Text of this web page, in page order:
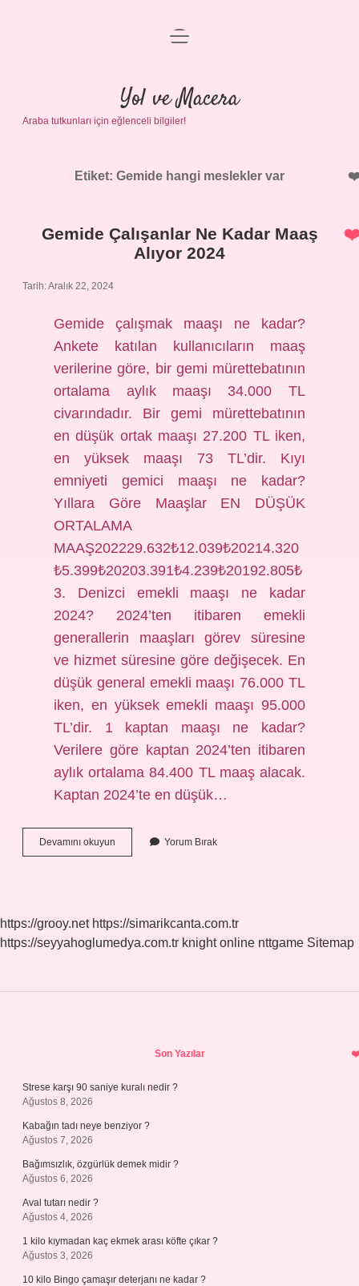
Anasayfa
Gizlilik Politikası
Yasal Uyarı
menüyü
Yol ve Macera
Araba tutkunları için eğlenceli bilgiler!
Etiket: Gemide hangi meslekler var
Gemide Çalışanlar Ne Kadar Maaş
Alıyor 2024
Tarih: Aralık 22, 2024
Gemide çalışmak maaşı ne kadar?
Ankete katılan kullanıcıların maaş
verilerine göre, bir gemi mürettebatının
ortalama aylık maaşı 34.000 TL
civarındadır. Bir gemi mürettebatının
en düşük ortak maaşı 27.200 TL iken,
en yüksek maaşı 73 TL’dir. Kıyı
emniyeti gemici maaşı ne kadar?
Yıllara Göre Maaşlar EN DÜŞÜK
ORTALAMA
MAAŞ202229.632₺12.039₺20214.320
₺5.399₺20203.391₺4.239₺20192.805₺
3. Denizci emekli maaşı ne kadar
2024? 2024’ten itibaren emekli
generallerin maaşları görev süresine
ve hizmet süresine göre değişecek. En
düşük general emekli maaşı 76.000 TL
iken, en yüksek emekli maaşı 95.000
TL’dir. 1 kaptan maaşı ne kadar?
Verilere göre kaptan 2024’ten itibaren
aylık ortalama 84.400 TL maaş alacak.
Kaptan 2024’te en düşük…
Devamını okuyun
Çalışanlar
2024
Yorum Bırak
https://grooy.net https://simarikcanta.com.tr
https://seyyahoglumedya.com.tr knight online nttgame Sitemap
Son Yazılar
Strese karşı 90 saniye kuralı nedir ?
Ağustos 8, 2026
Kabağın tadı neye benziyor ?
Ağustos 7, 2026
Bağımsızlık, özgürlük demek midir ?
Ağustos 6, 2026
Aval tutarı nedir ?
Ağustos 4, 2026
1 kilo kıymadan kaç ekmek arası köfte çıkar ?
Ağustos 3, 2026
10 kilo Bingo çamaşır deterjanı ne kadar ?